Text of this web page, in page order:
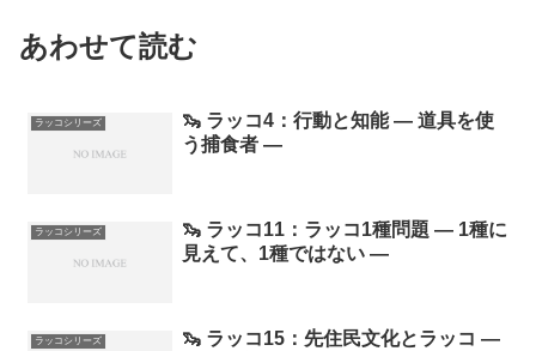
あわせて読む
ラッコシリーズ
🦦 ラッコ4：行動と知能 ― 道具を使
う捕食者 ―
ラッコシリーズ
🦦 ラッコ11：ラッコ1種問題 ― 1種に
見えて、1種ではない ―
ラッコシリーズ
🦦 ラッコ15：先住民文化とラッコ ―